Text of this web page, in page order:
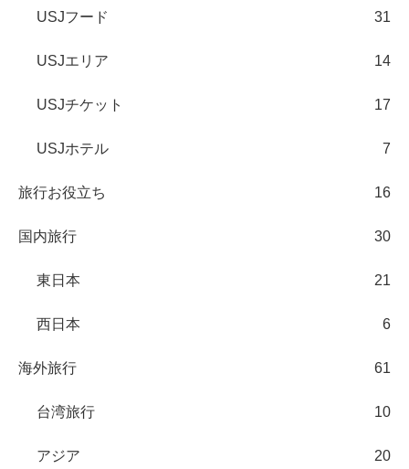
USJフード 31
USJエリア 14
USJチケット 17
USJホテル 7
旅行お役立ち 16
国内旅行 30
東日本 21
西日本 6
海外旅行 61
台湾旅行 10
アジア 20